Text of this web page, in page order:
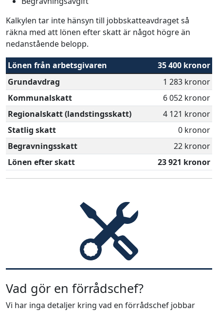
Kalkylen tar inte hänsyn till jobbskatteavdraget så
räkna med att lönen efter skatt är något högre än
nedanstående belopp.
Lönen från arbetsgivaren
35 400 kronor
Grundavdrag
1 283 kronor
Kommunalskatt
6 052 kronor
Regionalskatt (landstingsskatt)
4 121 kronor
Statlig skatt
0 kronor
Begravningsskatt
22 kronor
Lönen efter skatt
23 921 kronor
Vad gör en förrådschef?
Vi har inga detaljer kring vad en förrådschef jobbar